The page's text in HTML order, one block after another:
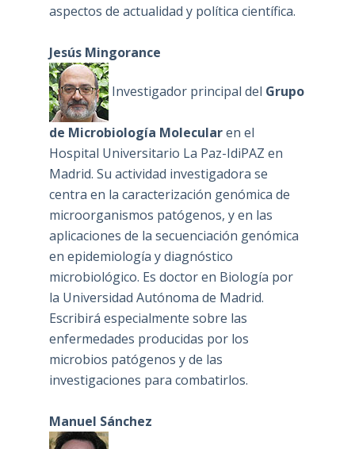
aspectos de actualidad y política científica.
Jesús Mingorance
Investigador principal del Grupo
de Microbiología Molecularen el
Hospital Universitario La Paz-IdiPAZ en
Madrid. Su actividad investigadora se
centra en la caracterización genómica de
microorganismos patógenos, y en las
aplicaciones de la secuenciación genómica
en epidemiología y diagnóstico
microbiológico. Es doctor en Biología por
la Universidad Autónoma de Madrid.
Escribirá especialmente sobre las
enfermedades producidas por los
microbios patógenos y de las
investigaciones para combatirlos.
Manuel Sánchez